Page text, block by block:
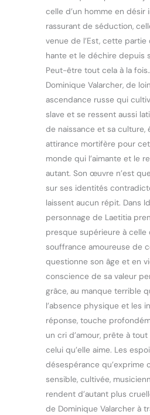
celle d’un homme en désir
rassurant de séduction,
venue de l’Est, cette
hante et le déchire depuis
Peut-être tout cela à la
Dominique Valarcher, de
ascendance russe qui
slave et se ressent aussi
de naissance et sa culture,
attirance mortifère pour
monde qui l’aimante et le
autant. Son œuvre n’est
sur ses identités
laissent aucun répit. Dans
personnage de Laetitia
presque supérieure à celle
souffrance amoureuse de
questionne son âge et en
conscience de sa valeur
grâce, au manque terrible
l’absence physique et les
réponse, touche
un cri d’amour, prête à
celui qu’elle aime. Les
désespérance qu’exprime
sensible, cultivée,
rendent d’autant plus
de Dominique Valarcher à